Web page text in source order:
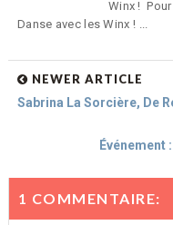
Winx !
Danse avec les Winx ! ...
NEWER ARTICLE
Sabrina La Sorcière, De
Événement
1 COMMENTAIRE: